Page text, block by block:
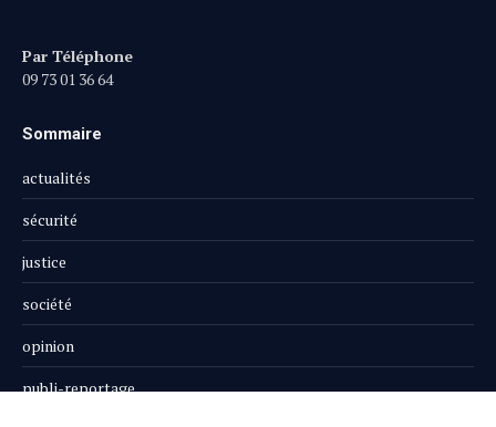
Par Téléphone
09 73 01 36 64
Sommaire
actualités
sécurité
justice
société
opinion
publi-reportage